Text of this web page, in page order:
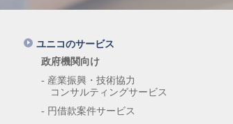
ユニコのサービス
政府機関向け
- 産業振興・技術協力
コンサルティングサービス
- 円借款案件サービス